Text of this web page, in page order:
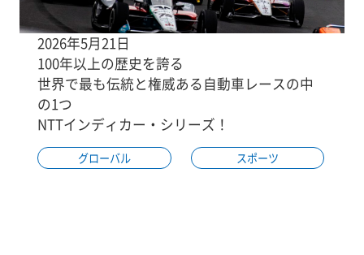
2026年5月21日
100年以上の歴史を誇る
世界で最も伝統と権威ある自動車レースの中
の1つ
NTTインディカー・シリーズ！
グローバル スポーツ